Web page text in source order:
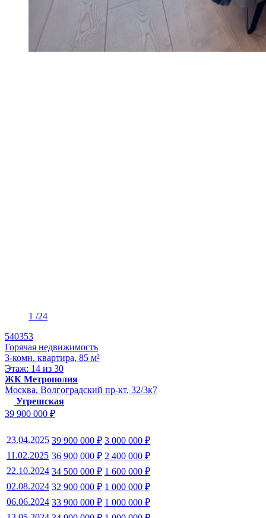
1 /24
540353
Горячая недвижимость
3-комн. квартира, 85 м²
Этаж: 14 из 30
ЖК Метрополия
Москва, Волгоградский пр-кт, 32/3к7
Угрешская
39 900 000 ₽
23.04.2025 39 900 000 ₽ 3 000 000 ₽
11.02.2025 36 900 000 ₽ 2 400 000 ₽
22.10.2024 34 500 000 ₽ 1 600 000 ₽
02.08.2024 32 900 000 ₽ 1 000 000 ₽
06.06.2024 33 900 000 ₽ 1 000 000 ₽